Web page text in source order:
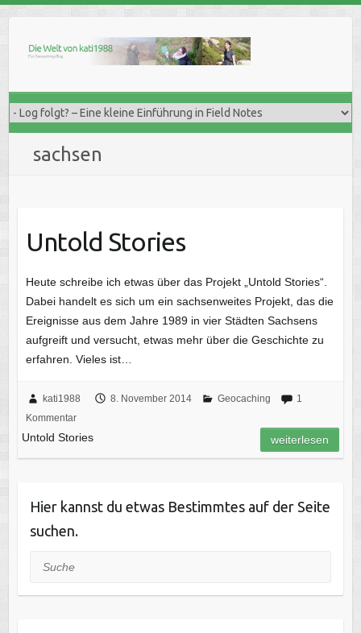
content
sachsen
Untold Stories
Heute schreibe ich etwas über das Projekt „Untold Stories“.
Dabei handelt es sich um ein sachsenweites Projekt, das die
Ereignisse aus dem Jahre 1989 in vier Städten Sachsens
aufgreift und versucht, etwas mehr über die Geschichte zu
erfahren. Vieles ist…
kati1988 8. November 2014 Geocaching
1
Kommentar
Untold Stories weiterlesen
Hier kannst du etwas Bestimmtes auf der Seite
suchen.
Suche